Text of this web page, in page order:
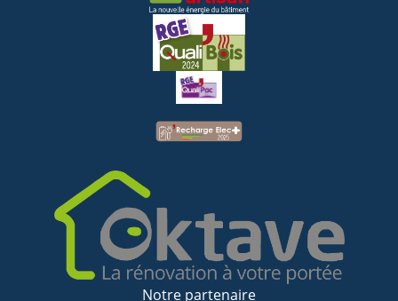
Notre partenaire